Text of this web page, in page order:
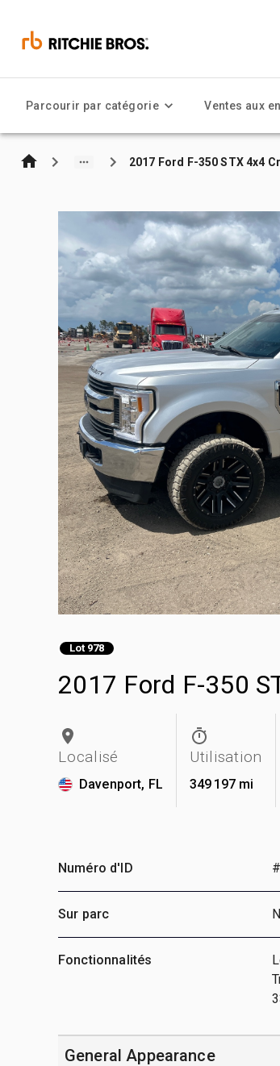
Parcourir par catégorie Ventes aux
2017 Ford F-350 STX 4x4
Lot 978
2017 Ford F-350
Localisé
Davenport, FL
Utilisation
349 197 mi
Numéro d'ID
Sur parc
Fonctionnalités
General Appearance